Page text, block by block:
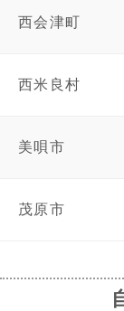
西会津町
西米良村
美唄市
茂原市